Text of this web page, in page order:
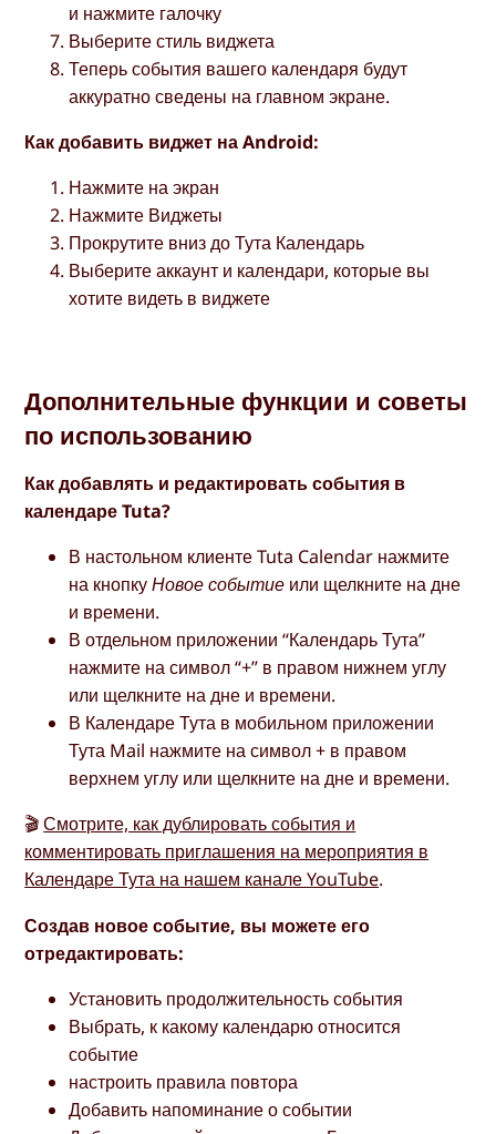
и нажмите галочку
Выберите стиль виджета
Теперь события вашего календаря будут
аккуратно сведены на главном экране.
Как добавить виджет на Android:
Нажмите на экран
Нажмите Виджеты
Прокрутите вниз до Тута Календарь
Выберите аккаунт и календари, которые вы
хотите видеть в виджете
Дополнительные функции и советы
по использованию
Как добавлять и редактировать события в
календаре Tuta?
В настольном клиенте Tuta Calendar нажмите
на кнопкуНовое событие или щелкните на дне
и времени.
В отдельном приложении “Календарь Тута”
нажмите на символ “+” в правом нижнем углу
или щелкните на дне и времени.
В Календаре Тута в мобильном приложении
Тута Mail нажмите на символ + в правом
верхнем углу или щелкните на дне и времени.
🎬Смотрите, как дублировать события и
комментировать приглашения на мероприятия в
Календаре Тута на нашем канале YouTube.
Создав новое событие, вы можете его
отредактировать:
Установить продолжительность события
Выбрать, к какому календарю относится
событие
настроить правила повтора
Добавить напоминание о событии